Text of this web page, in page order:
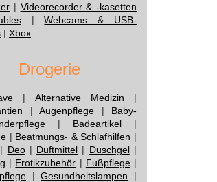
| Videorecorder & -kasetten
|Webcams & USB-
| Xbox
Drogerie
| Alternative Medizin |
| Augenpflege | Baby-
| Badeartikel |
| Beatmungs- & Schlafhilfen |
| Deo| Duftmittel | Duschgel|
| Erotikzubehör | Fußpflege|
|Gesundheitslampen |